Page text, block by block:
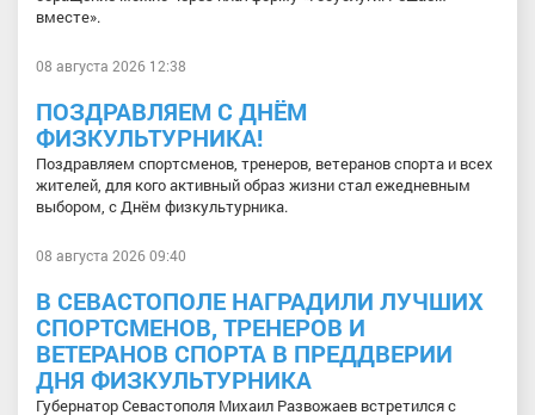
вместе».
08 августа 2026 12:38
ПОЗДРАВЛЯЕМ С ДНЁМ
ФИЗКУЛЬТУРНИКА!
Поздравляем спортсменов, тренеров, ветеранов спорта и всех
жителей, для кого активный образ жизни стал ежедневным
выбором, с Днём физкультурника.
08 августа 2026 09:40
В СЕВАСТОПОЛЕ НАГРАДИЛИ ЛУЧШИХ
СПОРТСМЕНОВ, ТРЕНЕРОВ И
ВЕТЕРАНОВ СПОРТА В ПРЕДДВЕРИИ
ДНЯ ФИЗКУЛЬТУРНИКА
Губернатор Севастополя Михаил Развожаев встретился с